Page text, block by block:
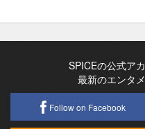
SPICEの公式ア
最新のエンタ
Follow on Facebook